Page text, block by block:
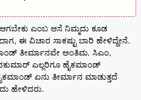
ಎಂಬ ಆಸೆ ನಿಮ್ಮದು ಕೂಡ
ಈ ವಿಚಾರ ಸಾಕಷ್ಟು ಬಾರಿ ಹೇಳಿದ್ದೇನೆ.
ತೀರ್ಮಾನವೇ ಅಂತಿಮ. ಸಿಎಂ,
ಎಲ್ಲರಿಗೂ ಹೈಕಮಾಂಡ್
ಏನು ತೀರ್ಮಾನ ಮಾಡುತ್ತದೆ
ಹೇಳಿದರು.